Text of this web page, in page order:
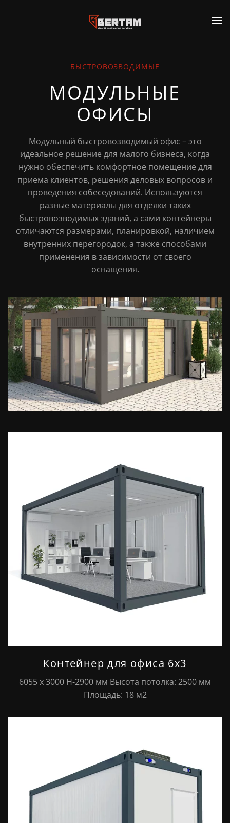
Перейти к содержимому
БЫСТРОВОЗВОДИМЫЕ
МОДУЛЬНЫЕ
ОФИСЫ
Модульный быстровозводимый офис – это
идеальное решение для малого бизнеса, когда
нужно обеспечить комфортное помещение для
приема клиентов, решения деловых вопросов и
проведения собеседований. Используются
разные материалы для отделки таких
быстровозводимых зданий, а сами контейнеры
отличаются размерами, планировкой, наличием
внутренних перегородок, а также способами
применения в зависимости от своего
оснащения.
Контейнер для офиса 6х3
6055 х 3000 Н-2900 мм Высота потолка: 2500 мм
Площадь: 18 м2